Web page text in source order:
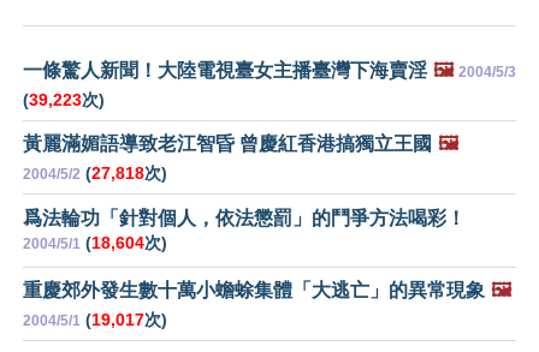
一條驚人新聞！大陸電視臺女主播臺灣下海賣淫 🖼️ 2004/5/3
(39,223次)
黃麗滿媚語導致老江智昏 曾慶紅香港搞獨立王國 🖼️
2004/5/2 (27,818次)
爲法輪功「針對個人，依法懲罰」的鬥爭方法喝彩！
2004/5/1 (18,604次)
重慶郊外發生數十萬小蟾蜍集體「大逃亡」的異常現象 🖼️
2004/5/1 (19,017次)